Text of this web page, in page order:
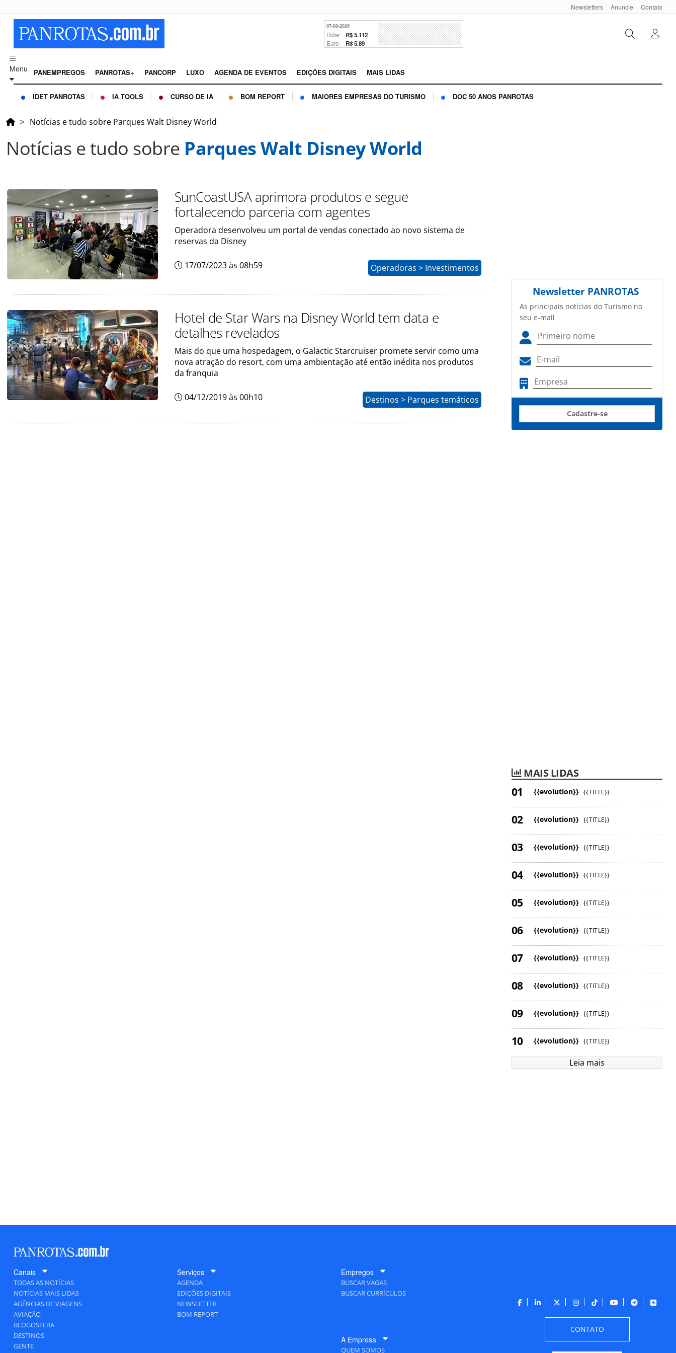
Newsletters Anuncie Contato
07-08-2026
Dólar R$ 5.112
Euro R$ 5.89
Menu PANEMPREGOS PANROTAS+ PANCORP LUXO AGENDA DE EVENTOS EDIÇÕES DIGITAIS MAIS LIDAS
IDET PANROTAS IA TOOLS CURSO DE IA BOM REPORT MAIORES EMPRESAS DO TURISMO DOC 50 ANOS PANROTAS
Notícias e tudo sobre Parques Walt Disney World
Notícias e tudo sobre Parques Walt Disney World
SunCoastUSA aprimora produtos e segue
fortalecendo parceria com agentes
Operadora desenvolveu um portal de vendas conectado ao novo sistema de
reservas da Disney
17/07/2023 às 08h59 Operadoras > Investimentos
Hotel de Star Wars na Disney World tem data e
detalhes revelados
Mais do que uma hospedagem, o Galactic Starcruiser promete servir como uma
nova atração do resort, com uma ambientação até então inédita nos produtos
da franquia
04/12/2019 às 00h10 Destinos > Parques temáticos
Newsletter PANROTAS
As principais notícias do Turismo no
seu e-mail
Cadastre-se
MAIS LIDAS
{{evolution}} {{TITLE}}
{{evolution}} {{TITLE}}
{{evolution}} {{TITLE}}
{{evolution}} {{TITLE}}
{{evolution}} {{TITLE}}
{{evolution}} {{TITLE}}
{{evolution}} {{TITLE}}
{{evolution}} {{TITLE}}
{{evolution}} {{TITLE}}
{{evolution}} {{TITLE}}
Leia mais
Canais
TODAS AS NOTÍCIAS
NOTÍCIAS MAIS LIDAS
AGÊNCIAS DE VIAGENS
AVIAÇÃO
BLOGOSFERA
DESTINOS
GENTE
Serviços
AGENDA
EDIÇÕES DIGITAIS
NEWSLETTER
BOM REPORT
Empregos
BUSCAR VAGAS
BUSCAR CURRÍCULOS
A Empresa
QUEM SOMOS
CONTATO